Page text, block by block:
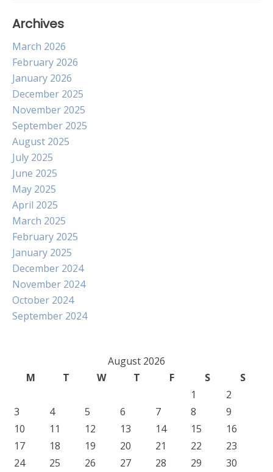
Archives
March 2026
February 2026
January 2026
December 2025
November 2025
September 2025
August 2025
July 2025
June 2025
May 2025
April 2025
March 2025
February 2025
January 2025
December 2024
November 2024
October 2024
September 2024
August 2026
M
T W T F S
S
1
2
3
4 5 6 7 8
9
10
11 12 13 14 15
16
17
18 19 20 21 22
23
24
25 26 27 28 29 30